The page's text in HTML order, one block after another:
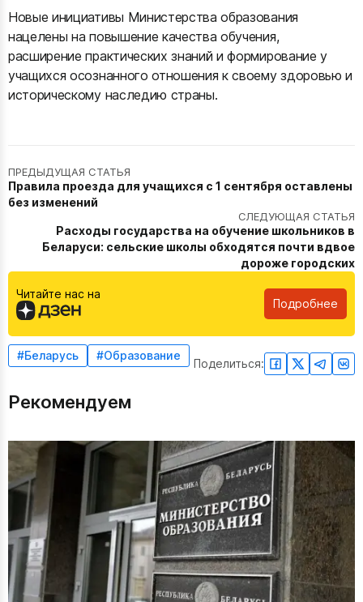
Новые инициативы Министерства образования
нацелены на повышение качества обучения,
расширение практических знаний и формирование у
учащихся осознанного отношения к своему здоровью и
историческому наследию страны.
ПРЕДЫДУЩАЯ СТАТЬЯ
Правила проезда для учащихся с 1 сентября оставлены
без изменений
СЛЕДУЮЩАЯ СТАТЬЯ
Расходы государства на обучение школьников в
Беларуси: сельские школы обходятся почти вдвое
дороже городских
Читайте нас на
Подробнее
#Беларусь #Образование
Поделиться:
Рекомендуем